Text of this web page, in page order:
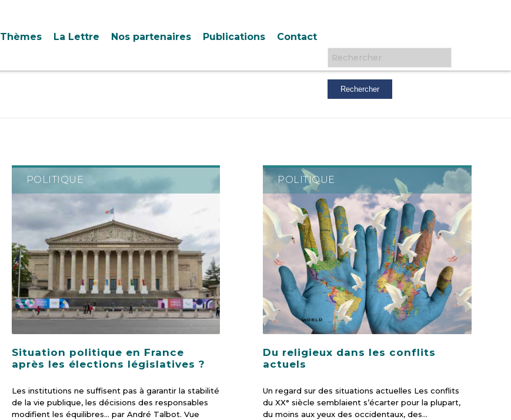
Thèmes La Lettre Nos partenaires Publications Contact
Rechercher :
POLITIQUE
Situation politique en France
après les élections législatives ?
Les institutions ne suffisent pas à garantir la stabilité
de la vie publique, les décisions des responsables
modifient les équilibres... par André Talbot. Vue
POLITIQUE
Du religieux dans les conflits
actuels
Un regard sur des situations actuelles Les conflits
du XX° siècle semblaient s’écarter pour la plupart,
du moins aux yeux des occidentaux, des…